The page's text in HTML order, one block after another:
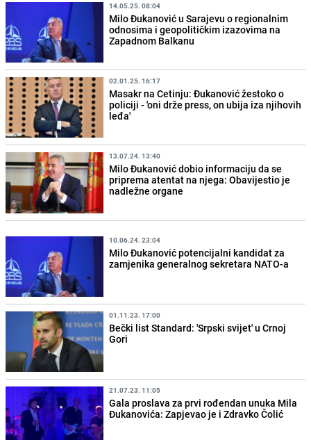
14.05.25. 08:04
Milo Đukanović u Sarajevu o regionalnim
odnosima i geopolitičkim izazovima na
Zapadnom Balkanu
02.01.25. 16:17
Masakr na Cetinju: Đukanović žestoko o
policiji - 'oni drže press, on ubija iza njihovih
leđa'
13.07.24. 13:40
Milo Đukanović dobio informaciju da se
priprema atentat na njega: Obavijestio je
nadležne organe
10.06.24. 23:04
Milo Đukanović potencijalni kandidat za
zamjenika generalnog sekretara NATO-a
01.11.23. 17:00
Bečki list Standard: 'Srpski svijet' u Crnoj
Gori
21.07.23. 11:05
Gala proslava za prvi rođendan unuka Mila
Đukanovića: Zapjevao je i Zdravko Čolić